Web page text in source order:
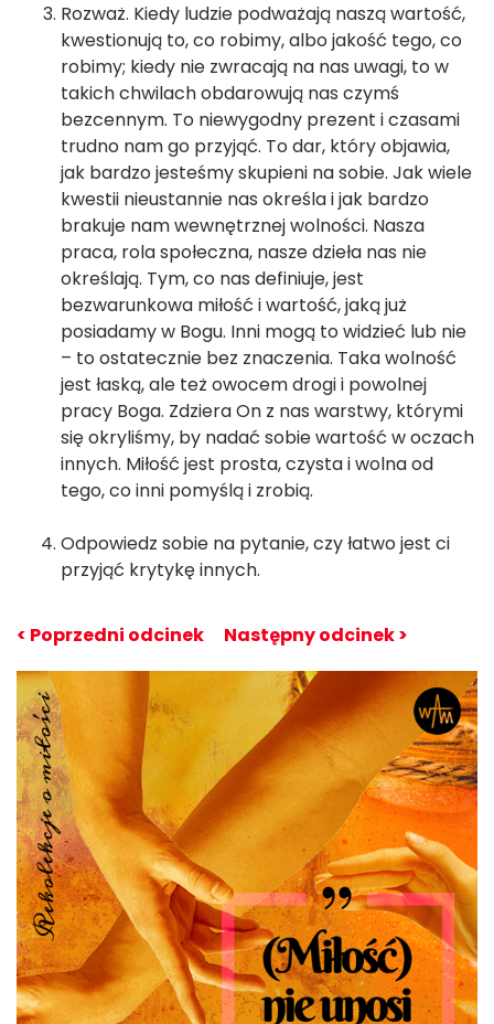
Rozważ. Kiedy ludzie podważają naszą wartość,
kwestionują to, co robimy, albo jakość tego, co
robimy; kiedy nie zwracają na nas uwagi, to w
takich chwilach obdarowują nas czymś
bezcennym. To niewygodny prezent i czasami
trudno nam go przyjąć. To dar, który objawia,
jak bardzo jesteśmy skupieni na sobie. Jak wiele
kwestii nieustannie nas określa i jak bardzo
brakuje nam wewnętrznej wolności. Nasza
praca, rola społeczna, nasze dzieła nas nie
określają. Tym, co nas definiuje, jest
bezwarunkowa miłość i wartość, jaką już
posiadamy w Bogu. Inni mogą to widzieć lub nie
– to ostatecznie bez znaczenia. Taka wolność
jest łaską, ale też owocem drogi i powolnej
pracy Boga. Zdziera On z nas warstwy, którymi
się okryliśmy, by nadać sobie wartość w oczach
innych. Miłość jest prosta, czysta i wolna od
tego, co inni pomyślą i zrobią.
Odpowiedz sobie na pytanie, czy łatwo jest ci
przyjąć krytykę innych.
< Poprzedni odcinek Następny odcinek >